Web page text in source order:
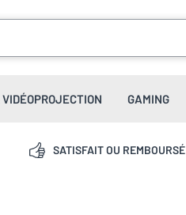
GAMING
SATISFAIT OU REMBOURSÉ